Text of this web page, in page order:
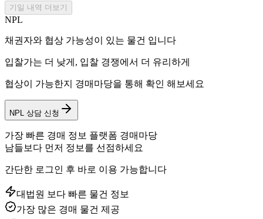
기일 내역 더보기
NPL
채권자와 협상 가능성이 있는 물건 입니다
입찰가는 더 낮게, 입찰 경쟁에서 더 유리하게
협상이 가능한지 경매마당을 통해 확인 해보세요
NPL 상담 신청
가장 빠른 경매 정보 플랫폼 경매마당
남들보다 먼저 정보를 선점하세요
간단한 로그인 후 바로 이용 가능합니다
대법원 보다 빠른 물건 정보
가장 많은 경매 물건 제공